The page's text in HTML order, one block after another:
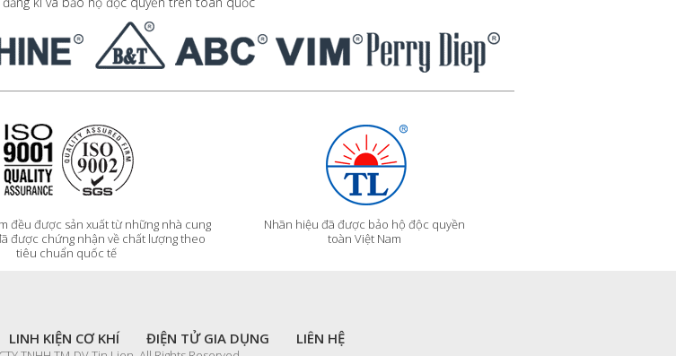
đều được sản xuất từ những nhà cung
được chứng nhận về chất lượng theo
tiêu chuẩn quốc tế
Nhãn hiệu đã được bảo hộ độc quyền
toàn Việt Nam
LINH KIỆN CƠ KHÍ ĐIỆN TỬ GIA DỤNG LIÊN HỆ